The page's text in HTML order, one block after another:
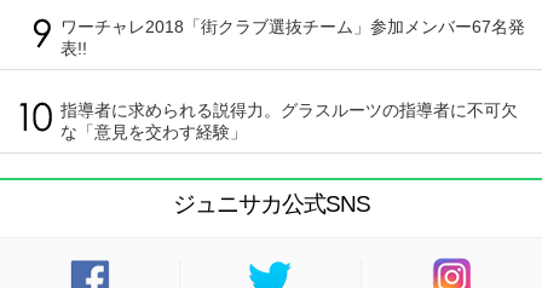
ワーチャレ2018「街クラブ選抜チーム」参加メンバー67名発
表!!
指導者に求められる説得力。グラスルーツの指導者に不可欠
な「意見を交わす経験」
ジュニサカ公式SNS